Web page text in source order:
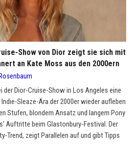
Show von Dior zeigt sie sich mit
an Kate Moss aus den 2000ern
der Dior-Cruise-Show in Los Angeles eine
Sleaze-Ära der 2000er wieder aufleben
Stufen, blondem Ansatz und langem Pony
Auftritte beim Glastonbury-Festival. Der
Trend, zeigt Parallelen auf und gibt Tipps